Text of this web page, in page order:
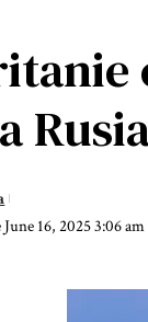
16, 2025 3:06 am